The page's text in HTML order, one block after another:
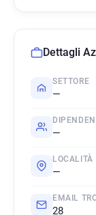
Dettagli
SETTORE
—
—
LOCALITÀ
—
EMAIL
28